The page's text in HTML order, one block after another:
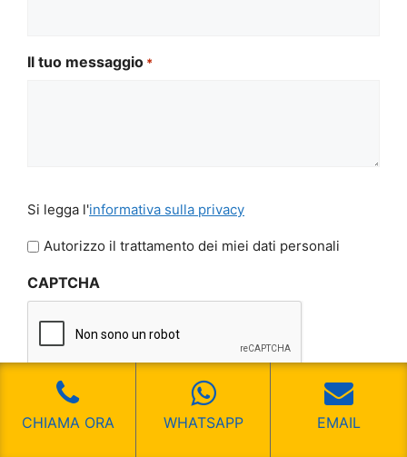
Il tuo messaggio *
legga
l'informativa
privacy
Si legga l'informativa sulla privacy
Autorizzo il trattamento dei miei dati personali
CAPTCHA
CHIAMA ORA WHATSAPP EMAIL